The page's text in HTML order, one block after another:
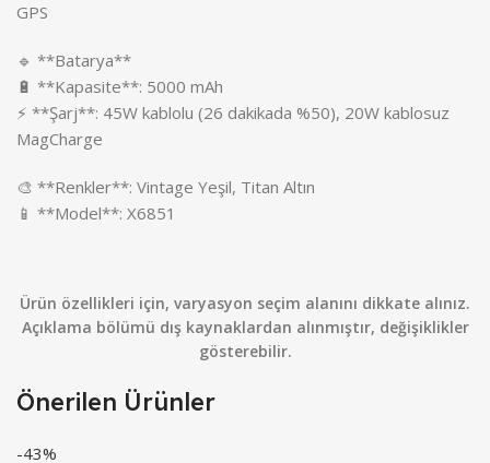
GPS
🔹 **Batarya**
🔋 **Kapasite**: 5000 mAh
⚡ **Şarj**: 45W kablolu (26 dakikada %50), 20W kablosuz
MagCharge
🎨 **Renkler**: Vintage Yeşil, Titan Altın
📱 **Model**: X6851
Ürün özellikleri için, varyasyon seçim alanını dikkate alınız.
Açıklama bölümü dış kaynaklardan alınmıştır, değişiklikler
gösterebilir.
Önerilen Ürünler
-43%